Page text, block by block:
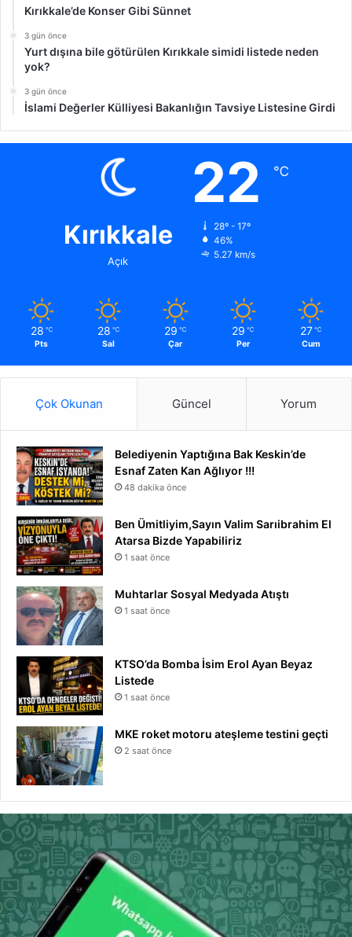
Kırıkkale’de Konser Gibi Sünnet
3 gün önce
Yurt dışına bile götürülen Kırıkkale simidi listede neden
yok?
3 gün önce
İslami Değerler Külliyesi Bakanlığın Tavsiye Listesine Girdi
Kırıkkale
Açık
22 ℃
28º - 17º
46%
5.27 km/s
28 ℃
Pts
28 ℃
Sal
29 ℃
Çar
29 ℃
Per
27 ℃
Cum
Çok Okunan Güncel Yorum
Belediyenin Yaptığına Bak Keskin’de
Esnaf Zaten Kan Ağlıyor !!!
48 dakika önce
Ben Ümitliyim,Sayın Valim Sarıibrahim El
Atarsa Bizde Yapabiliriz
1 saat önce
Muhtarlar Sosyal Medyada Atıştı
1 saat önce
KTSO’da Bomba İsim Erol Ayan Beyaz
Listede
1 saat önce
MKE roket motoru ateşleme testini geçti
2 saat önce